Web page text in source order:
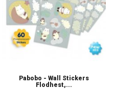
Pabobo - Wall Stickers
Flodhest,...